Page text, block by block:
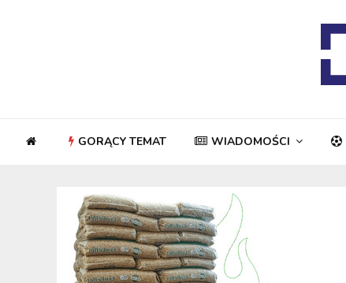
GORĄCY TEMAT WIADOMOŚCI